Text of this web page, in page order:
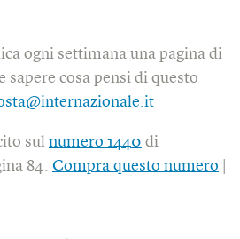
ogni settimana una pagina di
sapere cosa pensi di questo
sul numero 1440 di
84. Compra questo numero